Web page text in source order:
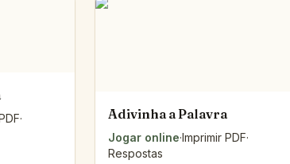
·
Adivinha a Palavra
Jogar online·Imprimir PDF·
Respostas